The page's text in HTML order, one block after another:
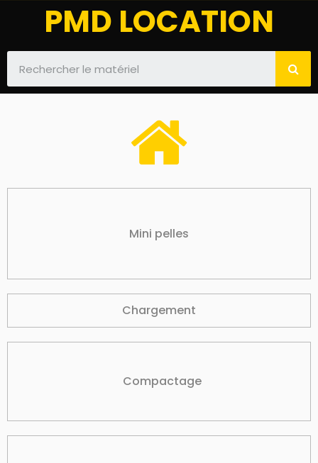
PMD LOCATION
Mini pelles
Chargement
Compactage